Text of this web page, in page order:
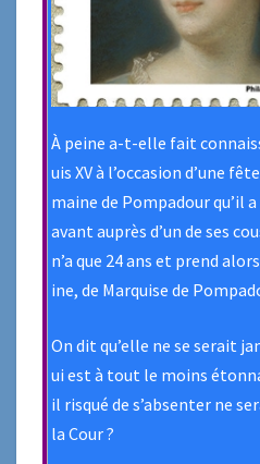
À peine a-t-elle fait
uis XV à l’occasion d’une
maine de Pompadour qu’il
avant auprès d’un de ses
n’a que 24 ans et prend
ine, de Marquise de
On dit qu’elle ne se serait
ui est à tout le moins
il risqué de s’absenter ne
la Cour ?